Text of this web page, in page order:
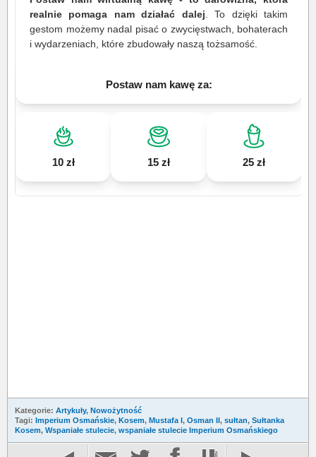
realnie pomaga nam działać dalej . To dzięki takim
gestom możemy nadal pisać o zwycięstwach, bohaterach
i wydarzeniach, które zbudowały naszą tożsamość.
Postaw nam kawę za:
10 zł 15 zł 25 zł
Kategorie: Artykuły, Nowożytność
Tagi: Imperium Osmańskie, Kosem, Mustafa I, Osman II, sułtan, Sułtanka
Kosem, Wspaniałe stulecie, wspaniałe stulecie Imperium Osmańskiego